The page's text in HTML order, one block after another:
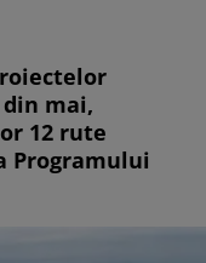
din mai,
12 rute
Programului